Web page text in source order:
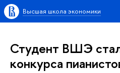
Высшая школа экономики
Студент ВШЭ
конкурса